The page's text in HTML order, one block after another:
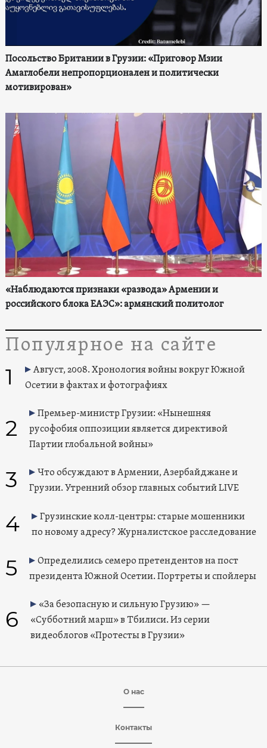
Посольство Британии в Грузии: «Приговор Мзии
Амаглобели непропорционален и политически
мотивирован»
«Наблюдаются признаки «развода» Армении и
российского блока ЕАЭС»: армянский политолог
Популярное на сайте
1
Август, 2008. Хронология войны вокруг Южной
Осетии в фактах и фотографиях
2
Премьер-министр Грузии: «Нынешняя
русофобия оппозиции является директивой
Партии глобальной войны»
3
Что обсуждают в Армении, Азербайджане и
Грузии. Утренний обзор главных событий LIVE
4
Грузинские колл-центры: старые мошенники
по новому адресу? Журналистское расследование
5
Определились семеро претендентов на пост
президента Южной Осетии. Портреты и спойлеры
6
«За безопасную и сильную Грузию» —
«Субботний марш» в Тбилиси. Из серии
видеоблогов «Протесты в Грузии»
О нас
Контакты